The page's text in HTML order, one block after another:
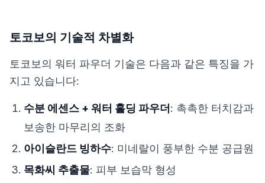
토코보의 기술적 차별화
토코보의 워터 파우더 기술은 다음과 같은 특징을 가
지고 있습니다:
수분 에센스 + 워터 홀딩 파우더 : 촉촉한 터치감과
보송한 마무리의 조화
아이슬란드 빙하수: 미네랄이 풍부한 수분 공급원
목화씨 추출물: 피부 보습막 형성